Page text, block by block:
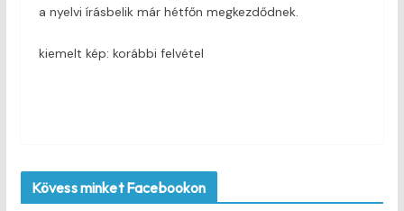
a nyelvi írásbelik már hétfőn megkezdődnek.
kiemelt kép: korábbi felvétel
Kövess minket Facebookon